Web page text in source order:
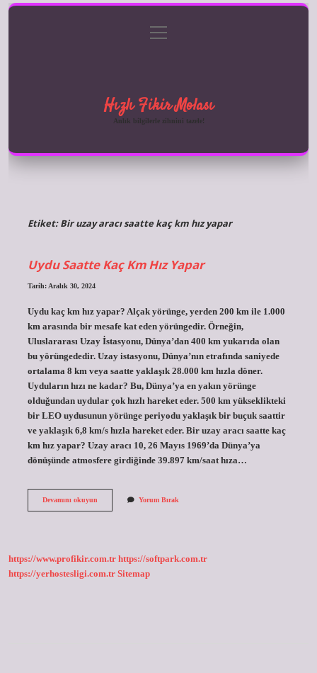
Gizlilik Politikası
menüyü
aç
Hızlı Fikir Molası
Anlık bilgilerle zihnini tazele!
Etiket:Bir uzay aracı saatte kaç km hız yapar
Uydu Saatte Kaç Km Hız Yapar
Tarih: Aralık 30, 2024
Uydu kaç km hız yapar? Alçak yörünge, yerden 200 km ile 1.000
km arasında bir mesafe kat eden yörüngedir. Örneğin,
Uluslararası Uzay İstasyonu, Dünya’dan 400 km yukarıda olan
bu yörüngededir. Uzay istasyonu, Dünya’nın etrafında saniyede
ortalama 8 km veya saatte yaklaşık 28.000 km hızla döner.
Uyduların hızı ne kadar? Bu, Dünya’ya en yakın yörünge
olduğundan uydular çok hızlı hareket eder. 500 km yükseklikteki
bir LEO uydusunun yörünge periyodu yaklaşık bir buçuk saattir
ve yaklaşık 6,8 km/s hızla hareket eder. Bir uzay aracı saatte kaç
km hız yapar? Uzay aracı 10, 26 Mayıs 1969’da Dünya’ya
dönüşünde atmosfere girdiğinde 39.897 km/saat hıza…
Devamını okuyunUydu
Yorum Bırak
https://www.profikir.com.tr https://softpark.com.tr
https://yerhostesligi.com.tr Sitemap